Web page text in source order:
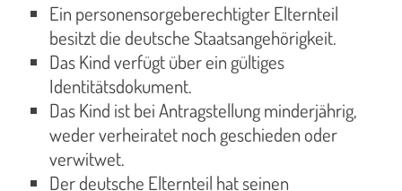
Ein personensorgeberechtigter Elternteil
besitzt die deutsche Staatsangehörigkeit.
Das Kind verfügt über ein gültiges
Identitätsdokument.
Das Kind ist bei Antragstellung minderjährig,
weder verheiratet noch geschieden oder
verwitwet.
Der deutsche Elternteil hat seinen